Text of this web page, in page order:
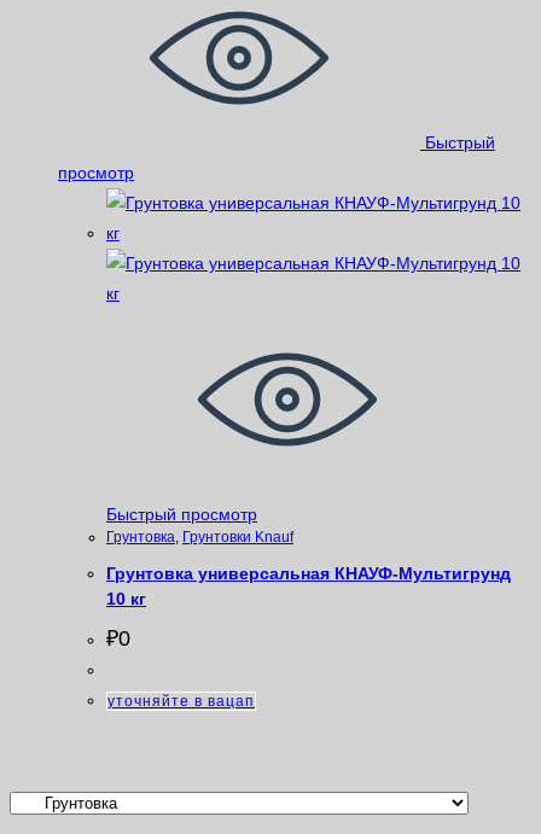
Быстрый
просмотр
Быстрый просмотр
Грунтовка, Грунтовки Knauf
Грунтовка универсальная КНАУФ-Мультигрунд
10 кг
₽0
уточняйте в вацап